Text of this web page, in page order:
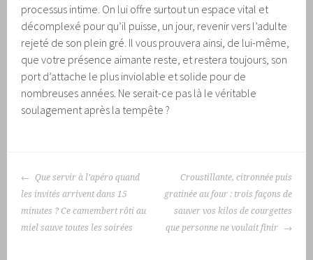
processus intime. On lui offre surtout un espace vital et
décomplexé pour qu’il puisse, un jour, revenir vers l’adulte
rejeté de son plein gré. Il vous prouvera ainsi, de lui-même,
que votre présence aimante reste, et restera toujours, son
port d’attache le plus inviolable et solide pour de
nombreuses années. Ne serait-ce pas là le véritable
soulagement après la tempête ?
NAVIGATION
DES
ARTICLES
Que servir à l’apéro quand
les invités arrivent dans 15
minutes ? Ce camembert rôti au
miel sauve toutes les soirées
Croustillante, citronnée puis
gratinée au four : trois façons de
sauver vos kilos de courgettes
que personne ne voulait finir